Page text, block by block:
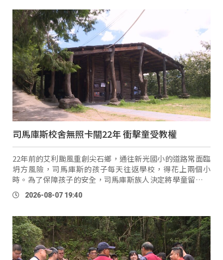
司馬庫斯校舍無照卡關22年 衝擊童受教權
22年前的艾利颱風重創尖石鄉，通往新光國小的道路常面臨
坍方風險，司馬庫斯的孩子每天往返學校，得花上兩個小
時。為了保障孩子的安全，司馬庫斯族人決定將學童留在部
落上課，更由族人共同興建校舍，成為現在的新光國小司馬
庫斯分班 …
2026-08-07 19:40